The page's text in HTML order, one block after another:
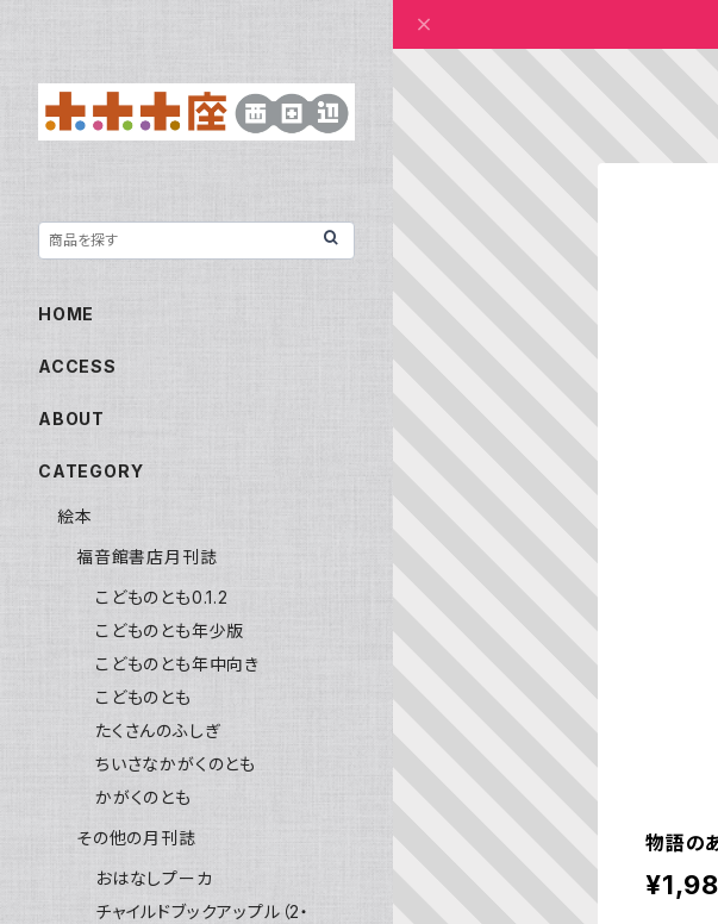
物語の
HOME
ACCESS
ABOUT
CATEGORY
絵本
福音館書店月刊誌
こどものとも0.1.2
こどものとも年少版
こどものとも年中向き
こどものとも
たくさんのふしぎ
ちいさなかがくのとも
かがくのとも
その他の月刊誌
おはなしプーカ
チャイルドブックアップル（2・